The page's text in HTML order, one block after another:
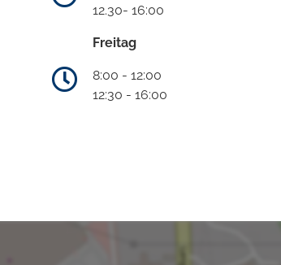
12.30- 16:00
Freitag
8:00 - 12:00
12:30 - 16:00